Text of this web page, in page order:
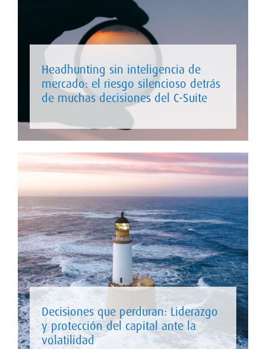
Headhunting sin inteligencia de
mercado: el riesgo silencioso detrás
de muchas decisiones del C-Suite
Decisiones que perduran: Liderazgo
y protección del capital ante la
volatilidad